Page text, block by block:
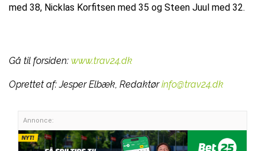
med 38, Nicklas Korfitsen med 35 og Steen Juul med 32.
Gå til forsiden: www.trav24.dk
Oprettet af:Jesper Elbæk, Redaktør info@trav24.dk
Annonce: